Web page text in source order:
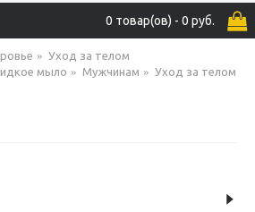
0 товар(ов) - 0 руб.
Уход за телом
мыло Мужчинам Уход за телом